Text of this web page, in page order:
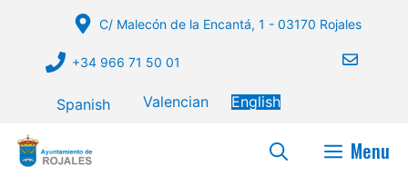
C/ Malecón de la Encantá, 1 - 03170 Rojales
+34 966 71 50 01
Spanish Valencian English
Menu